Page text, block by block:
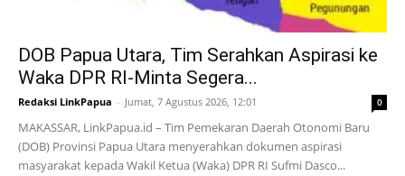
DOB Papua Utara, Tim Serahkan Aspirasi ke
Waka DPR RI-Minta Segera...
Redaksi LinkPapua - Jumat, 7 Agustus 2026, 12:01 0
MAKASSAR, LinkPapua.id – Tim Pemekaran Daerah Otonomi Baru
(DOB) Provinsi Papua Utara menyerahkan dokumen aspirasi
masyarakat kepada Wakil Ketua (Waka) DPR RI Sufmi Dasco...